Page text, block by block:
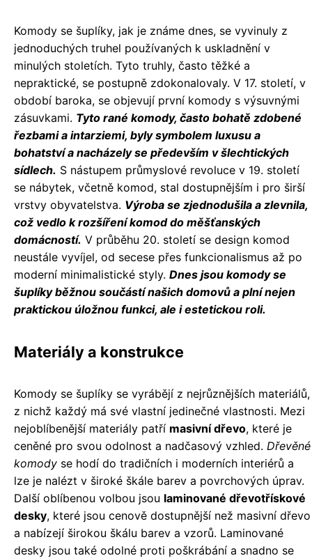
Komody se šuplíky, jak je známe dnes, se vyvinuly z
jednoduchých truhel používaných k uskladnění v
minulých stoletích. Tyto truhly, často těžké a
nepraktické, se postupně zdokonalovaly. V 17. století, v
období baroka, se objevují první komody s výsuvnými
zásuvkami. Tyto rané komody, často bohatě zdobené
řezbami a intarziemi, byly symbolem luxusu a
bohatství a nacházely se především v šlechtických
sídlech. S nástupem průmyslové revoluce v 19. století
se nábytek, včetně komod, stal dostupnějším i pro širší
vrstvy obyvatelstva. Výroba se zjednodušila a zlevnila,
což vedlo k rozšíření komod do měšťanských
domácností. V průběhu 20. století se design komod
neustále vyvíjel, od secese přes funkcionalismus až po
moderní minimalistické styly. Dnes jsou komody se
šuplíky běžnou součástí našich domovů a plní nejen
praktickou úložnou funkci, ale i estetickou roli.
Materiály a konstrukce
Komody se šuplíky se vyrábějí z nejrůznějších materiálů,
z nichž každý má své vlastní jedinečné vlastnosti. Mezi
nejoblíbenější materiály patří masivní dřevo, které je
ceněné pro svou odolnost a nadčasový vzhled. Dřevěné
komody se hodí do tradičních i moderních interiérů a
lze je nalézt v široké škále barev a povrchových úprav.
Další oblíbenou volbou jsou laminované dřevotřískové
desky, které jsou cenově dostupnější než masivní dřevo
a nabízejí širokou škálu barev a vzorů. Laminované
desky jsou také odolné proti poškrábání a snadno se